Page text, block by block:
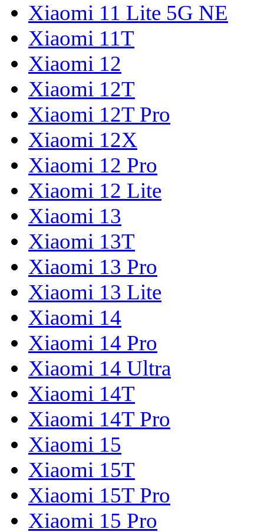
Xiaomi 11 Lite 5G NE
Xiaomi 11T
Xiaomi 12
Xiaomi 12T
Xiaomi 12T Pro
Xiaomi 12X
Xiaomi 12 Pro
Xiaomi 12 Lite
Xiaomi 13
Xiaomi 13T
Xiaomi 13 Pro
Xiaomi 13 Lite
Xiaomi 14
Xiaomi 14 Pro
Xiaomi 14 Ultra
Xiaomi 14T
Xiaomi 14T Pro
Xiaomi 15
Xiaomi 15T
Xiaomi 15T Pro
Xiaomi 15 Pro